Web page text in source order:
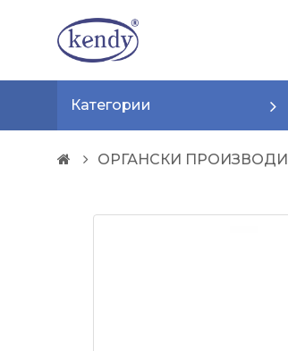
Категории
ОРГАНСКИ ПРОИЗВОДИ